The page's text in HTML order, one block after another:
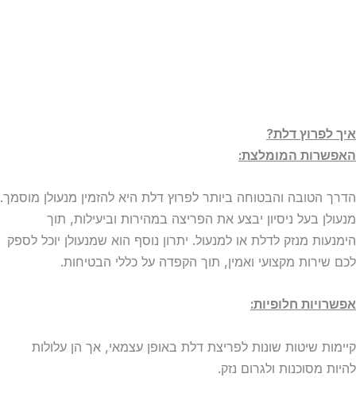
איך לפרוץ דלת?
האפשרות המומלצת:
הדרך הטובה והבטוחה ביותר לפרוץ דלת היא להזמין מנעולן מוסמך.
מנעולן בעל ניסיון יבצע את הפריצה במהירות וביעילות, תוך
הימנעות מנזק לדלת או למנעול. יתרון נוסף הוא שמנעולן יוכל לספק
לכם שירות מקצועי ואמין, תוך הקפדה על כללי הבטיחות.
אפשרויות חלופיות:
קיימות שיטות שונות לפריצת דלת באופן עצמאי, אך הן עלולות
להיות מסוכנות ולגרום נזק.